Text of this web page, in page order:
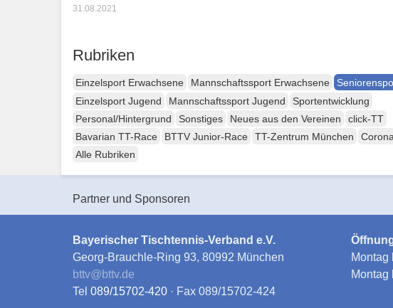
31.08.2021
Rubriken
Einzelsport Erwachsene Mannschaftssport Erwachsene
Einzelsport Jugend
Mannschaftssport Jugend
Sportentwicklung
Personal/Hintergrund
Sonstiges Neues aus den Vereinen
click-TT
Bavarian TT-Race
BTTV Junior-Race TT-Zentrum München Corona
Alle Rubriken
Partner und Sponsoren
Bayerischer Tischtennis-Verband e.V.
Georg-Brauchle-Ring 93, 80992 München
bttv@bttv.de
Tel 089/15702-420 · Fax 089/15702-424
Montag
Montag